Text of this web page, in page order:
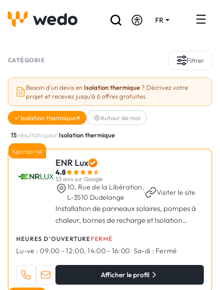
FR
Réalisations
Aides et subventions
Offres d'emploi
Vous êtes un Artisan ?
CATÉGORIE Filtrer
Besoin d'un devis en Isolation thermique ? Décrivez votre
projet et recevez jusqu'à 6 offres gratuites
Isolation thermique Autour de moi
15 résultats pour Isolation thermique
Sponsorisé
ENR Lux
4.8
53 avis sur Google
10, Rue de la Libération,
L-3510 Dudelange
· Visiter le site
Installation de panneaux solaires, pompes à
chaleur, bornes de recharge et Isolation
HEURES D'OUVERTURE FERMÉ
Lu-ve : 09:00 - 12:00, 14:00 - 16:00·Sa-di : Fermé
Afficher le profil